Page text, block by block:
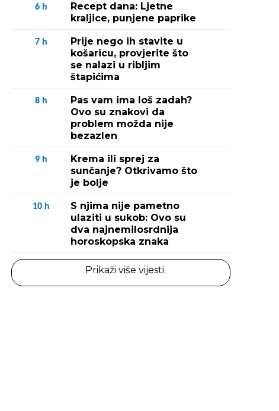
6 h
Recept dana: Ljetne
kraljice, punjene paprike
7 h
Prije nego ih stavite u
košaricu, provjerite što
se nalazi u ribljim
štapićima
8 h
Pas vam ima loš zadah?
Ovo su znakovi da
problem možda nije
bezazlen
9 h
Krema ili sprej za
sunčanje? Otkrivamo što
je bolje
10 h
S njima nije pametno
ulaziti u sukob: Ovo su
dva najnemilosrdnija
horoskopska znaka
Prikaži više vijesti